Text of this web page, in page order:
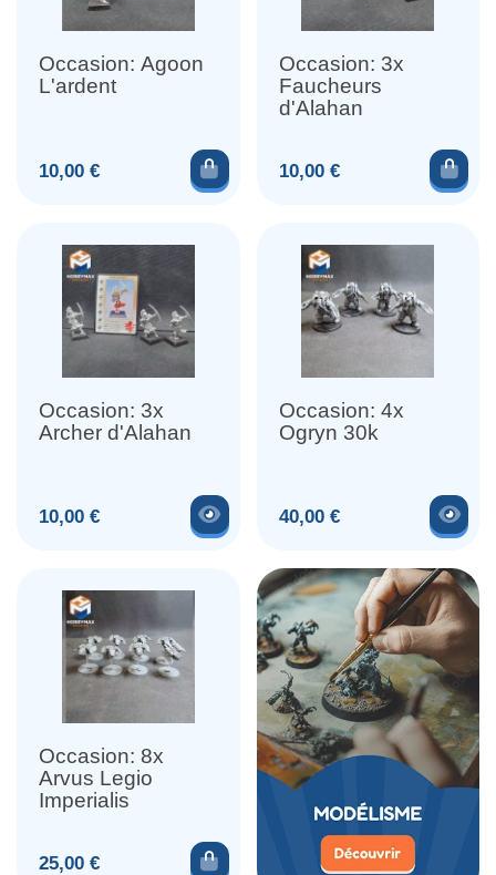
Occasion: Agoon
L'ardent
Prix
10,00 € Ajouter au panier
Occasion: 3x
Faucheurs
d'Alahan
Prix
10,00 €
Occasion: 3x
Archer d'Alahan
Prix
10,00 € Voir le produit
Occasion: 4x
Ogryn 30k
Prix
40,00 €
Occasion: 8x
Arvus Legio
Imperialis
Prix
25,00 € Ajouter au panier